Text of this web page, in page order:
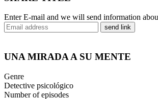
Enter E-mail and we will send information
send link
UNA MIRADA A SU MENTE
Genre
Detective psicológico
Number of episodes